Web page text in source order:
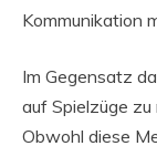
Kommunikation
Im Gegensatz
auf Spielzüge
Obwohl diese